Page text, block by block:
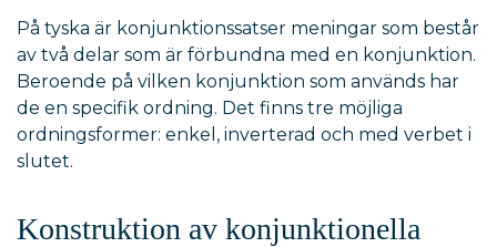
På tyska är konjunktionssatser meningar som består
av två delar som är förbundna med en konjunktion.
Beroende på vilken konjunktion som används har
de en specifik ordning. Det finns tre möjliga
ordningsformer: enkel, inverterad och med verbet i
slutet.
Konstruktion av konjunktionella